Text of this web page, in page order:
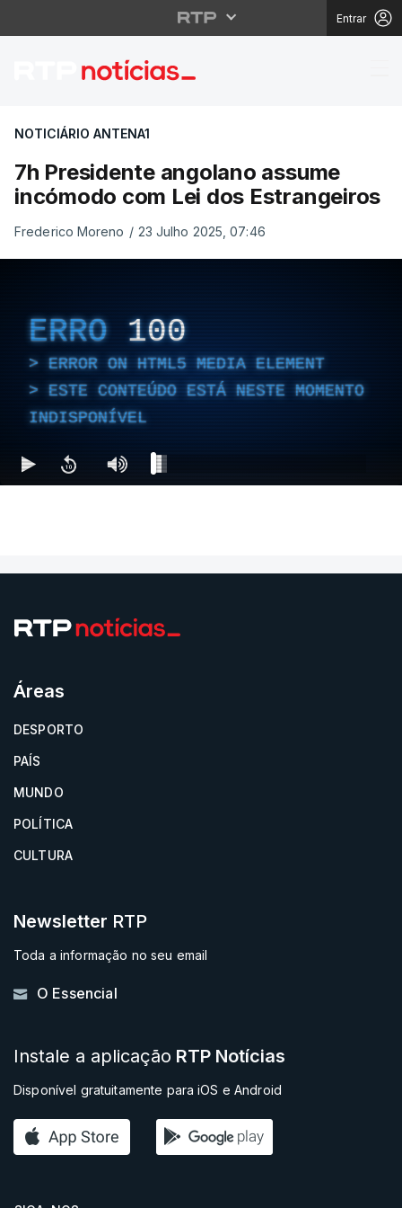
Entrar
7h Presidente
NOTICIÁRIO ANTENA1
7h Presidente angolano assume
incómodo com Lei dos Estrangeiros
Frederico Moreno / 23 Julho 2025, 07:46
ERRO 100
ERROR ON HTML5 MEDIA ELEMENT
ESTE CONTEÚDO ESTÁ NESTE MOMENTO
INDISPONÍVEL
Áreas
DESPORTO
PAÍS
MUNDO
POLÍTICA
CULTURA
Newsletter RTP
Toda a informação no seu email
O Essencial
Instale a aplicação RTP Notícias
Disponível gratuitamente para iOS e Android